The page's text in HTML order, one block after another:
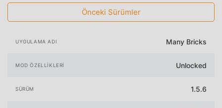
Önceki Sürümler
UYGULAMA ADI Many Bricks
MOD ÖZELLIKLERI Unlocked
SÜRÜM 1.5.6